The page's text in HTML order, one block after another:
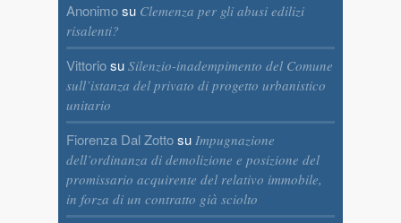
Anonimosu Clemenza per gli abusi edilizi
risalenti?
Vittoriosu Silenzio-inadempimento del Comune
sull’istanza del privato di progetto urbanistico
unitario
Fiorenza Dal Zottosu Impugnazione
dell’ordinanza di demolizione e posizione del
promissario acquirente del relativo immobile,
in forza di un contratto già sciolto